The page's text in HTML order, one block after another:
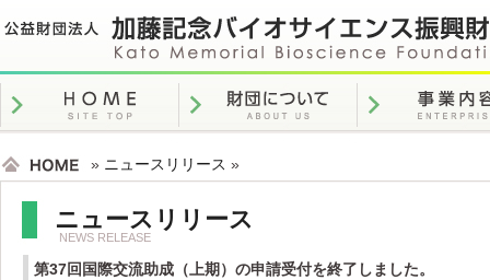
» ニュースリリース »
ニュースリリース
NEWS RELEASE
第37回国際交流助成（上期）の申請受付を終了しました。